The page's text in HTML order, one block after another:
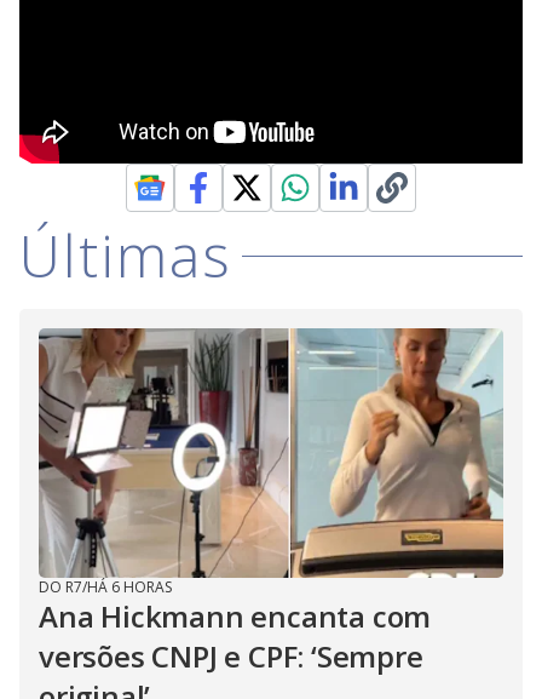
Últimas
DO R7/HÁ 6 HORAS
Ana Hickmann encanta com
versões CNPJ e CPF: ‘Sempre